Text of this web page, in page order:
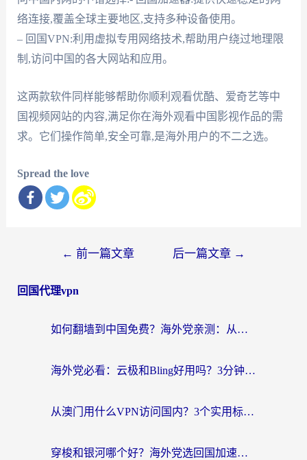
络连接,覆盖全球主要地区,支持多种设备使用。
– 回国VPN:利用虚拟专用网络技术,帮助用户绕过地理限
制,访问中国的各大网站和应用。
这两款软件同样能够帮助你顺利观看优酷、爱奇艺等中
国视频网站的内容,满足你在海外观看中国影视作品的需
求。它们操作简单,安全可靠,是海外用户的不二之选。
Spread the love
导
← 前一篇文章 后一篇文章 →
回国代理vpn
如何翻墙到中国免费？海外党亲测：从踩坑到选对加速器的全攻略
海外党必看：云极和Bling好用吗？3分钟教你选对回国加速器
从澳门用什么VPN访问国内？3个实用标准帮你避开坑，无缝刷剧听歌
穿梭和银河哪个好？海外党选回国加速器的避坑指南，附番茄加速器实测体验